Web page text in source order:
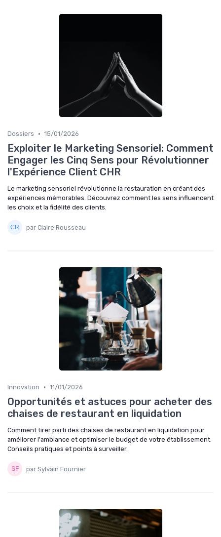
Dossiers • 15/01/2026
Exploiter le Marketing Sensoriel: Comment
Engager les Cinq Sens pour Révolutionner
l'Expérience Client CHR
Le marketing sensoriel révolutionne la restauration en créant des
expériences mémorables. Découvrez comment les sens influencent
les choix et la fidélité des clients.
par Claire Rousseau
Innovation • 11/01/2026
Opportunités et astuces pour acheter des
chaises de restaurant en liquidation
Comment tirer parti des chaises de restaurant en liquidation pour
améliorer l'ambiance et optimiser le budget de votre établissement.
Conseils pratiques et points à surveiller.
par Sylvain Fournier